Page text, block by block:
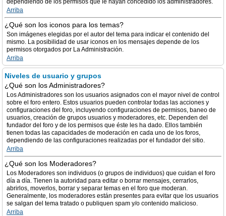
dependiendo de los permisos que le hayan concedido los administradores.
Arriba
¿Qué son los iconos para los temas?
Son imágenes elegidas por el autor del tema para indicar el contenido del
mismo. La posibilidad de usar iconos en los mensajes depende de los
permisos otorgados por La Administración.
Arriba
Niveles de usuario y grupos
¿Qué son los Administradores?
Los Administradores son los usuarios asignados con el mayor nivel de control
sobre el foro entero. Estos usuarios pueden controlar todas las acciones y
configuraciones del foro, incluyendo configuraciones de permisos, baneo de
usuarios, creación de grupos usuarios y moderadores, etc. Dependen del
fundador del foro y de los permisos que éste les ha dado. Ellos también
tienen todas las capacidades de moderación en cada uno de los foros,
dependiendo de las configuraciones realizadas por el fundador del sitio.
Arriba
¿Qué son los Moderadores?
Los Moderadores son individuos (o grupos de individuos) que cuidan el foro
día a día. Tienen la autoridad para editar o borrar mensajes, cerrarlos,
abrirlos, moverlos, borrar y separar temas en el foro que moderan.
Generalmente, los moderadores están presentes para evitar que los usuarios
se salgan del tema tratado o publiquen spam y/o contenido malicioso.
Arriba